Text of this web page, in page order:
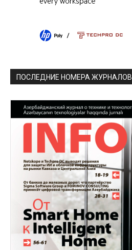
ПОСЛЕДНИЕ НОМЕРА ЖУРНАЛОВ